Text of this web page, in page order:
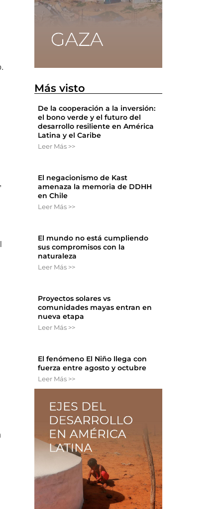
Más visto
De la cooperación a la inversión:
el bono verde y el futuro del
desarrollo resiliente en América
Latina y el Caribe
Leer Más >>
El negacionismo de Kast
amenaza la memoria de DDHH
en Chile
Leer Más >>
El mundo no está cumpliendo
sus compromisos con la
naturaleza
Leer Más >>
Proyectos solares vs
comunidades mayas entran en
nueva etapa
Leer Más >>
El fenómeno El Niño llega con
fuerza entre agosto y octubre
Leer Más >>